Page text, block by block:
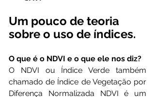
Um pouco de teoria
sobre o uso de índices.
O que é o NDVI e o que ele nos diz?
O NDVI ou Índice Verde também
chamado de Índice de Vegetação por
Diferença Normalizada NDVI é um